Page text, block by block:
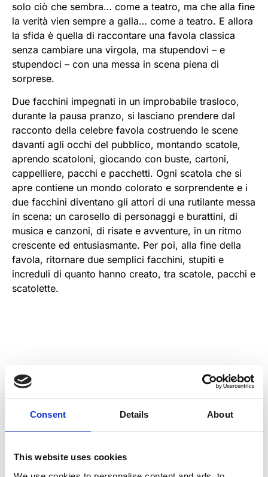
Consent Details About
This website uses cookies
solo ciò che sembra… come a teatro, ma che alla fine
la verità vien sempre a galla… come a teatro. E allora
la sfida è quella di raccontare una favola classica
senza cambiare una virgola, ma stupendovi – e
stupendoci – con una messa in scena piena di
sorprese.
Due facchini impegnati in un improbabile trasloco,
durante la pausa pranzo, si lasciano prendere dal
racconto della celebre favola costruendo le scene
davanti agli occhi del pubblico, montando scatole,
aprendo scatoloni, giocando con buste, cartoni,
cappelliere, pacchi e pacchetti. Ogni scatola che si
apre contiene un mondo colorato e sorprendente e i
due facchini diventano gli attori di una rutilante messa
in scena: un carosello di personaggi e burattini, di
musica e canzoni, di risate e avventure, in un ritmo
crescente ed entusiasmante. Per poi, alla fine della
favola, ritornare due semplici facchini, stupiti e
increduli di quanto hanno creato, tra scatole, pacchi e
scatolette.
CON